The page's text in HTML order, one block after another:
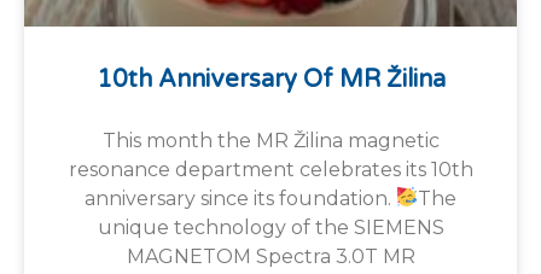
10th Anniversary Of MR Žilina
This month the MR Žilina magnetic
resonance department celebrates its 10th
anniversary since its foundation.
The
unique technology of the SIEMENS
MAGNETOM Spectra 3.0T MR